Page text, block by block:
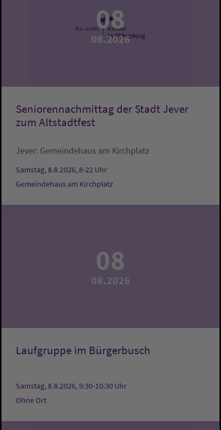
08
08.2026
Seniorennachmittag der Stadt Jever
zum Altstadtfest
Jever: Gemeindehaus am Kirchplatz
Samstag, 8.8.2026, 8-22 Uhr
Gemeindehaus am Kirchplatz
08
08.2026
Laufgruppe im Bürgerbusch
Samstag, 8.8.2026, 9:30-10:30 Uhr
Ohne Ort